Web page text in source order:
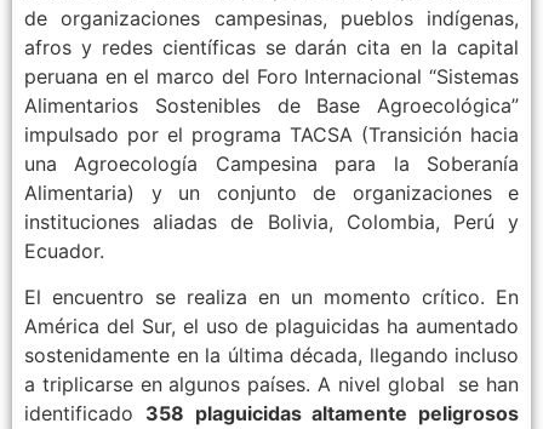
de organizaciones campesinas, pueblos indígenas,
afros y redes científicas se darán cita en la capital
peruana en el marco del Foro Internacional “Sistemas
Alimentarios Sostenibles de Base Agroecológica”
impulsado por el programa TACSA (Transición hacia
una Agroecología Campesina para la Soberanía
Alimentaria) y un conjunto de organizaciones e
instituciones aliadas de Bolivia, Colombia, Perú y
Ecuador.
El encuentro se realiza en un momento crítico. En
América del Sur, el uso de plaguicidas ha aumentado
sostenidamente en la última década, llegando incluso
a triplicarse en algunos países. A nivel global se han
identificado 358 plaguicidas altamente peligrosos